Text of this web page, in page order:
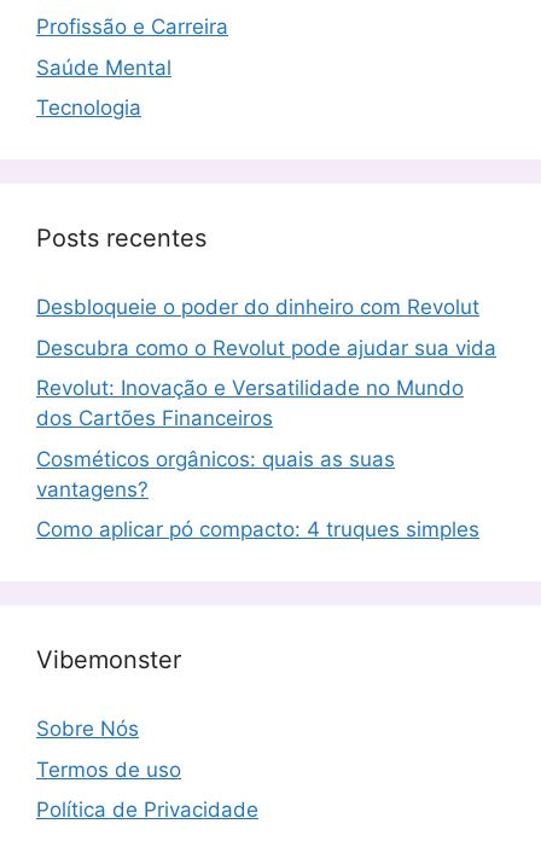
Profissão e Carreira
Saúde Mental
Tecnologia
Posts recentes
Desbloqueie o poder do dinheiro com Revolut
Descubra como o Revolut pode ajudar sua vida
Revolut: Inovação e Versatilidade no Mundo
dos Cartões Financeiros
Cosméticos orgânicos: quais as suas
vantagens?
Como aplicar pó compacto: 4 truques simples
Vibemonster
Sobre Nós
Termos de uso
Política de Privacidade